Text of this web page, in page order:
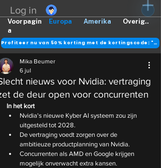
Log in
Europa Amerika Overig..
Voorpagin
a
Profiteer nu van 50% korting met de kortingscode: "DANK"
nieuws voor Nvidia: vertraging
de deur open voor concurrenten
Mika Beumer
6 jul
In het kort
Nvidia's nieuwe Kyber AI systeem zou zijn
uitgesteld tot 2028.
De vertraging voedt zorgen over de
ambitieuze productplanning van Nvidia.
Concurrenten als AMD en Google krijgen
mogelijk onverwacht extra kansen.